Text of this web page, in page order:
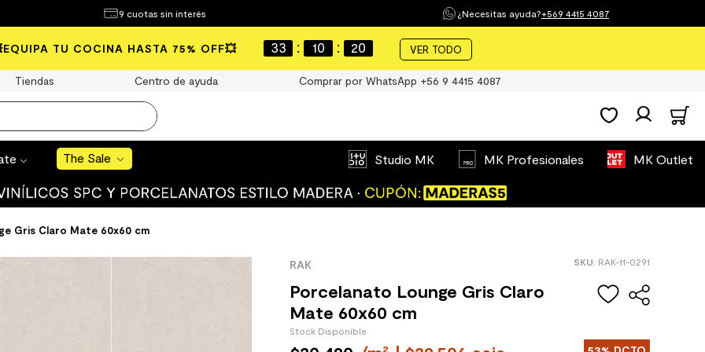
9 cuotas sin interés ¿Necesitas ayuda?+569 4415 4087
TU COCINA HASTA 75% OFF💥 33 : 10 : 19 VER TODO
Tiendas Centro de ayuda Comprar por WhatsApp +56 9 4415 4087
The Sale Studio MK MK Profesionales MK Outlet
Sale
¿Qué estás buscando?
Gris Claro Mate 60x60 cm
RAK : RAK-11-0291
Porcelanato Lounge Gris Claro
Mate 60x60 cm
Stock Disponible